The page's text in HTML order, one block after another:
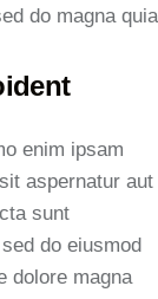
do magna
enim ipsam
aspernatur aut
sunt
do eiusmod
dolore magna